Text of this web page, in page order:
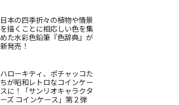
日本の四季折々の植物や情景
を描くことに相応しい色を集
めた水彩色鉛筆『色辞典』が
新発売！
ハローキティ、ポチャッコた
ちが昭和レトロなコインケー
スに！「サンリオキャラクタ
ーズ コインケース」第２弾